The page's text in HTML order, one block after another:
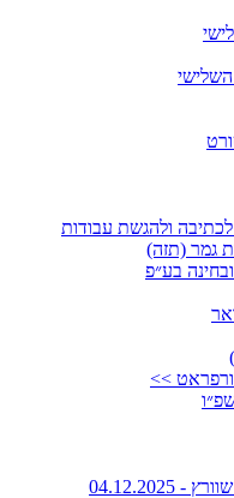
השלישי
לכתיבה ולהגשת עבודות
גמר (תזה)
בע״פ
>>